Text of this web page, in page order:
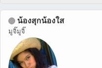
น้องสุกน้องใส
มูจิ๊มูจิ๊